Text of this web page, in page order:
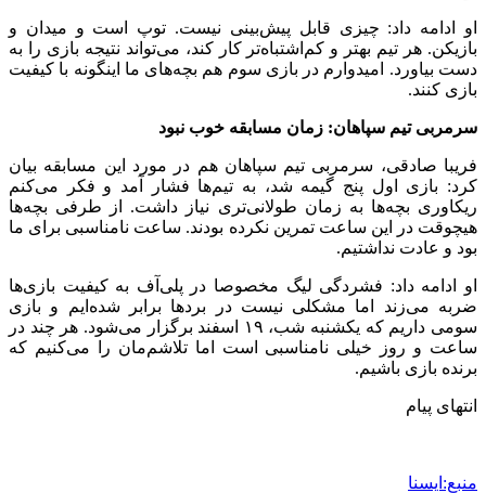
او ادامه داد: چیزی قابل پیش‌بینی نیست. توپ است و میدان و
بازیکن. هر تیم بهتر و کم‌اشتباه‌تر کار کند، می‌تواند نتیجه بازی را به
دست بیاورد. امیدوارم در بازی سوم هم بچه‌های ما اینگونه با کیفیت
بازی کنند.
سرمربی تیم سپاهان: زمان مسابقه خوب نبود
فریبا صادقی، سرمربی تیم سپاهان هم در مورد این مسابقه بیان
کرد: بازی اول پنج گیمه شد، به تیم‌ها فشار آمد و فکر می‌کنم
ریکاوری بچه‌ها به زمان طولانی‌تری نیاز داشت. از طرفی بچه‌ها
هیچوقت در این ساعت تمرین نکرده بودند. ساعت نامناسبی برای ما
بود و عادت نداشتیم.
او ادامه داد: فشردگی لیگ مخصوصا در پلی‌آف به کیفیت بازی‌ها
ضربه می‌زند اما مشکلی نیست در بردها برابر شده‌ایم و بازی
سومی داریم که یکشنبه شب، ۱۹ اسفند برگزار می‌شود. هر چند در
ساعت و روز خیلی نامناسبی است اما تلاشم‌مان را می‌کنیم که
برنده بازی باشیم.
انتهای پیام
منبع:ایسنا